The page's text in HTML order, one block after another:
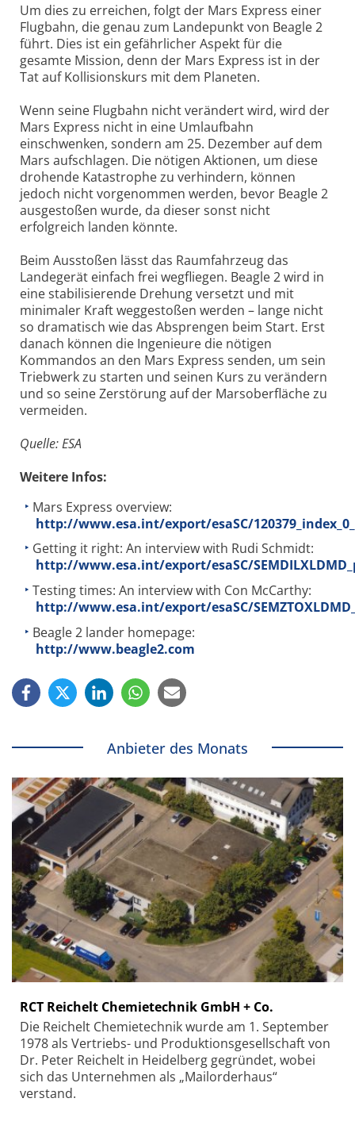
Um dies zu erreichen, folgt der Mars Express einer
Flugbahn, die genau zum Landepunkt von Beagle 2
führt. Dies ist ein gefährlicher Aspekt für die
gesamte Mission, denn der Mars Express ist in der
Tat auf Kollisionskurs mit dem Planeten.
Wenn seine Flugbahn nicht verändert wird, wird der
Mars Express nicht in eine Umlaufbahn
einschwenken, sondern am 25. Dezember auf dem
Mars aufschlagen. Die nötigen Aktionen, um diese
drohende Katastrophe zu verhindern, können
jedoch nicht vorgenommen werden, bevor Beagle 2
ausgestoßen wurde, da dieser sonst nicht
erfolgreich landen könnte.
Beim Ausstoßen lässt das Raumfahrzeug das
Landegerät einfach frei wegfliegen. Beagle 2 wird in
eine stabilisierende Drehung versetzt und mit
minimaler Kraft weggestoßen werden – lange nicht
so dramatisch wie das Absprengen beim Start. Erst
danach können die Ingenieure die nötigen
Kommandos an den Mars Express senden, um sein
Triebwerk zu starten und seinen Kurs zu verändern
und so seine Zerstörung auf der Marsoberfläche zu
vermeiden.
Quelle: ESA
Weitere Infos:
Mars Express overview:
http://www.esa.int/export/esaSC/
Getting it right: An interview with Rudi Schmidt:
http://www.esa.int/export/esaSC/
Testing times: An interview with Con McCarthy:
http://www.esa.int/export/esaSC/
Beagle 2 lander homepage:
http://www.beagle2.com
Anbieter des Monats
RCT Reichelt Chemietechnik GmbH + Co.
Die Reichelt Chemietechnik wurde am 1. September
1978 als Vertriebs- und Produktionsgesellschaft von
Dr. Peter Reichelt in Heidelberg gegründet, wobei
sich das Unternehmen als „Mailorderhaus“
verstand.